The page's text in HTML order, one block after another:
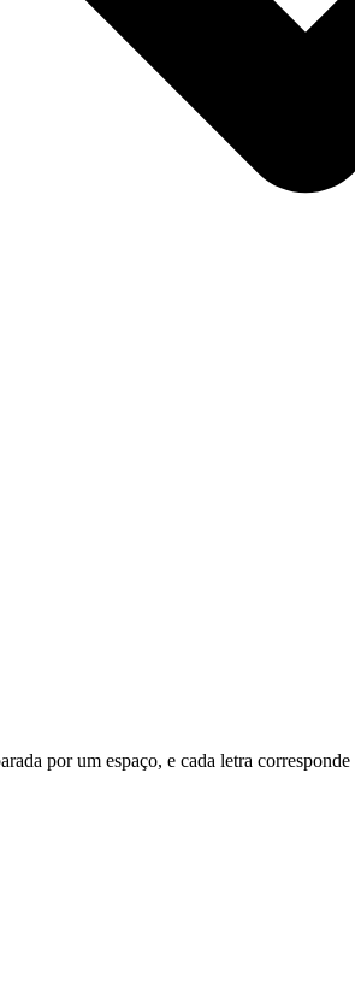
por um espaço, e cada letra